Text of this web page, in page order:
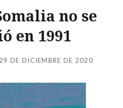
no se
en 1991
29 DE DICIEMBRE DE 2020